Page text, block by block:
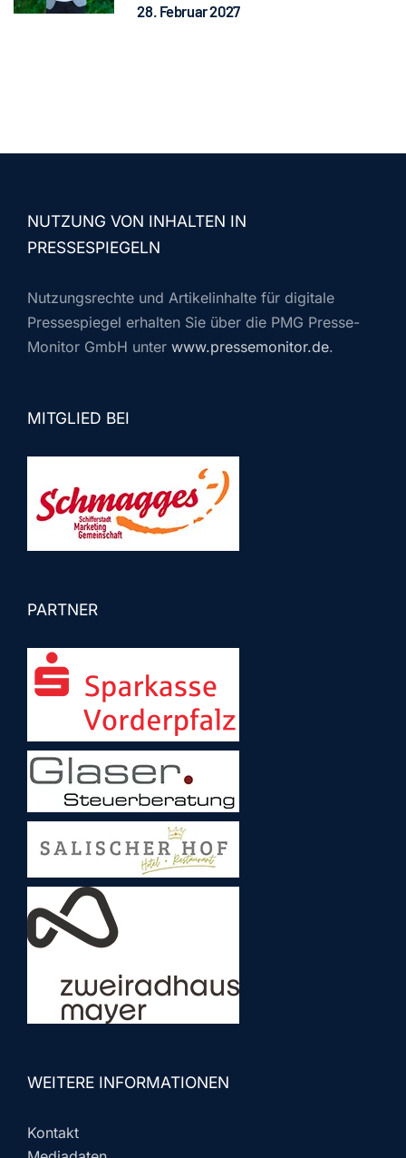
28. Februar 2027
NUTZUNG VON INHALTEN IN
PRESSESPIEGELN
Nutzungsrechte und Artikelinhalte für digitale
Pressespiegel erhalten Sie über die PMG Presse-
Monitor GmbH unter www.pressemonitor.de.
MITGLIED BEI
PARTNER
WEITERE INFORMATIONEN
Kontakt